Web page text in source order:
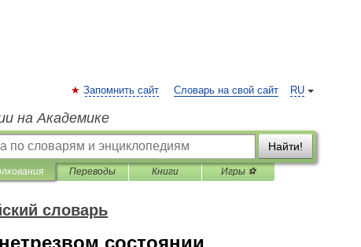
RU
Запомнить сайт Словарь на свой сайт
на Академике
Найти!
Переводы Книги Игры ⚽
словарь
состоянии